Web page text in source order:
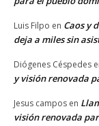
Luis Filpo en Caos y
deja a miles sin
Diógenes Céspedes
y visión renovada
Jesus campos en
visión renovada